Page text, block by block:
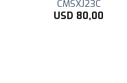
CMSXJ23C
USD 80,00